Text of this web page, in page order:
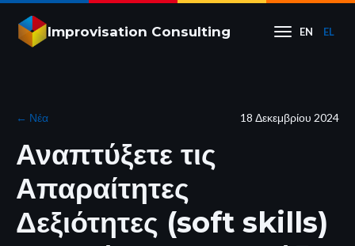
Improvisation Consulting EN EL
← Νέα 18 Δεκεμβρίου 2024
Αναπτύξετε τις
Απαραίτητες
Δεξιότητες (soft skills)